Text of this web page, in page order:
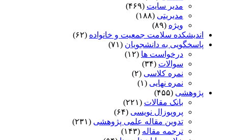
مدیر سایت (۴۶۹)
مدیریتی (۱۸۸)
ویژه (۸۹)
اندیشکده سلامت جمعیت و خانواده (۶۲)
پاسخگویی به دانشجویان (۷۱)
درخواست ها (۱۲)
سوالات (۳۴)
نمره کلاسی (۲)
نمره نهایی (۱)
پژوهشی (۴۵۵)
بانک مقالات (۲۲۱)
پروپوزال نویسی (۶۴)
تدوین مقاله علمی پژوهشی (۲۳۱)
ترجمه مقاله (۱۴۳)